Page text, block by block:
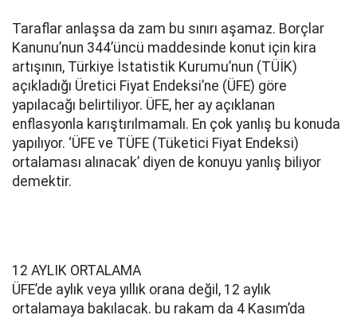
Taraflar anlaşsa da zam bu sınırı aşamaz. Borçlar
Kanunu’nun 344’üncü maddesinde konut için kira
artışının, Türkiye İstatistik Kurumu’nun (TÜİK)
açıkladığı Üretici Fiyat Endeksi’ne (ÜFE) göre
yapılacağı belirtiliyor. ÜFE, her ay açıklanan
enflasyonla karıştırılmamalı. En çok yanlış bu konuda
yapılıyor. ‘ÜFE ve TÜFE (Tüketici Fiyat Endeksi)
ortalaması alınacak’ diyen de konuyu yanlış biliyor
demektir.
12 AYLIK ORTALAMA
ÜFE’de aylık veya yıllık orana değil, 12 aylık
ortalamaya bakılacak. bu rakam da 4 Kasım’da